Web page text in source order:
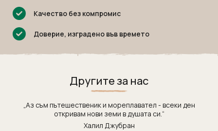
Екскурзии в САЩ
Уганда
Уругвай
Япония
Качество без компромис
Доверие, изградено във времето
Другите за нас
„Аз съм пътешественик и мореплавател - всеки ден
откривам нови земи в душата си.“
Халил Джубран